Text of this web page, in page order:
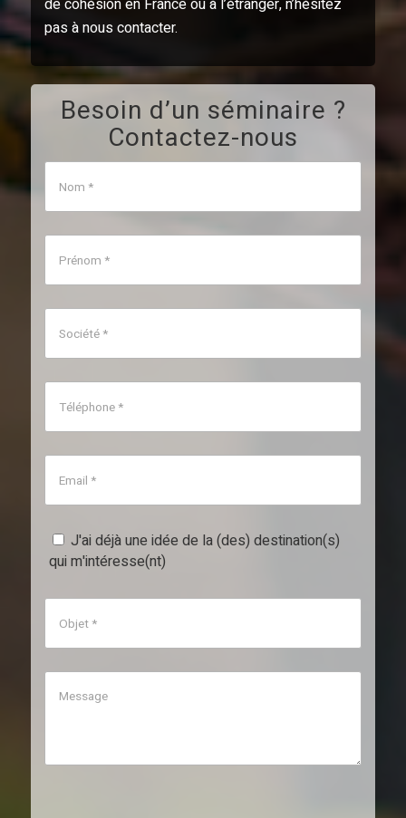
de cohésion en France ou à l’étranger, n’hésitez
pas à nous contacter.
Besoin d’un séminaire ?
Contactez-nous
J'ai déjà une idée de la (des) destination(s)
qui m'intéresse(nt)